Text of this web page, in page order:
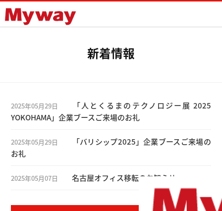
新着情報
2025年05月29日
「人とくるまのテクノロジー展 2025
YOKOHAMA」企業ブースご来場のお礼
2025年05月29日
「バリシップ2025」企業ブースご来場の
お礼
2025年05月07日 名古屋オフィス移転のお知らせ